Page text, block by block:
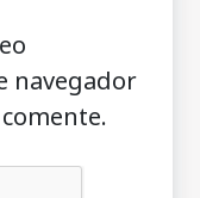
navegador